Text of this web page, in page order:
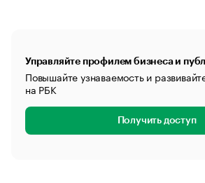
Управляйте профилем бизнеса и
Повышайте узнаваемость и
на РБК
Получить доступ